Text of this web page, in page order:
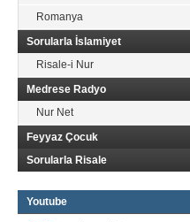
Romanya
Sorularla İslamiyet
Risale-i Nur
Medrese Radyo
Nur Net
Feyyaz Çocuk
Sorularla Risale
Youtube